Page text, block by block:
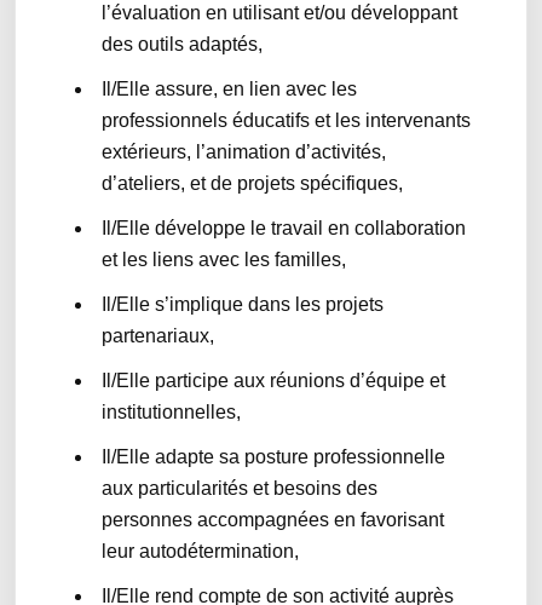
l’évaluation en utilisant et/ou développant
des outils adaptés,
Il/Elle assure, en lien avec les
professionnels éducatifs et les intervenants
extérieurs, l’animation d’activités,
d’ateliers, et de projets spécifiques,
Il/Elle développe le travail en collaboration
et les liens avec les familles,
Il/Elle s’implique dans les projets
partenariaux,
Il/Elle participe aux réunions d’équipe et
institutionnelles,
Il/Elle adapte sa posture professionnelle
aux particularités et besoins des
personnes accompagnées en favorisant
leur autodétermination,
Il/Elle rend compte de son activité auprès